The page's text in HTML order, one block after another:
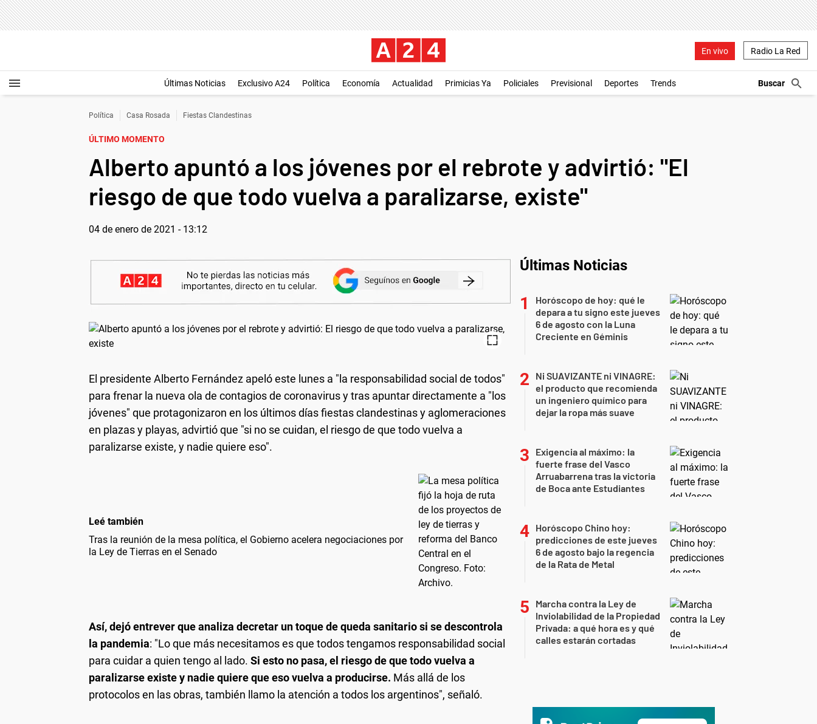
En vivo Radio La Red
Últimas Noticias Exclusivo A24 Política Economía Actualidad Primicias Ya Policiales Previsional Deportes Trends
Política Casa Rosada Fiestas Clandestinas
ÚLTIMO MOMENTO
Alberto apuntó a los jóvenes por el rebrote y advirtió: "El
riesgo de que todo vuelva a paralizarse, existe"
04 de enero de 2021 - 13:12
El presidente Alberto Fernández apeló este lunes a "la responsabilidad social de todos"
para frenar la nueva ola de contagios de coronavirus y tras apuntar directamente a "los
jóvenes" que protagonizaron en los últimos días fiestas clandestinas y aglomeraciones
en plazas y playas, advirtió que "si no se cuidan, el riesgo de que todo vuelva a
paralizarse existe, y nadie quiere eso".
Leé también
Tras la reunión de la mesa política, el Gobierno acelera negociaciones por
la Ley de Tierras en el Senado
Así, dejó entrever que analiza decretar un toque de queda sanitario si se descontrola
la pandemia: "Lo que más necesitamos es que todos tengamos responsabilidad social
para cuidar a quien tengo al lado. Si esto no pasa, el riesgo de que todo vuelva a
paralizarse existe y nadie quiere que eso vuelva a producirse. Más allá de los
protocolos en las obras, también llamo la atención a todos los argentinos", señaló.
Últimas Noticias
Horóscopo de hoy: qué le
depara a tu signo este jueves
6 de agosto con la Luna
Creciente en Géminis
Ni SUAVIZANTE ni VINAGRE:
el producto que recomienda
un ingeniero químico para
dejar la ropa más suave
Exigencia al máximo: la
fuerte frase del Vasco
Arruabarrena tras la victoria
de Boca ante Estudiantes
Horóscopo Chino hoy:
predicciones de este jueves
6 de agosto bajo la regencia
de la Rata de Metal
Marcha contra la Ley de
Inviolabilidad de la Propiedad
Privada: a qué hora es y qué
calles estarán cortadas